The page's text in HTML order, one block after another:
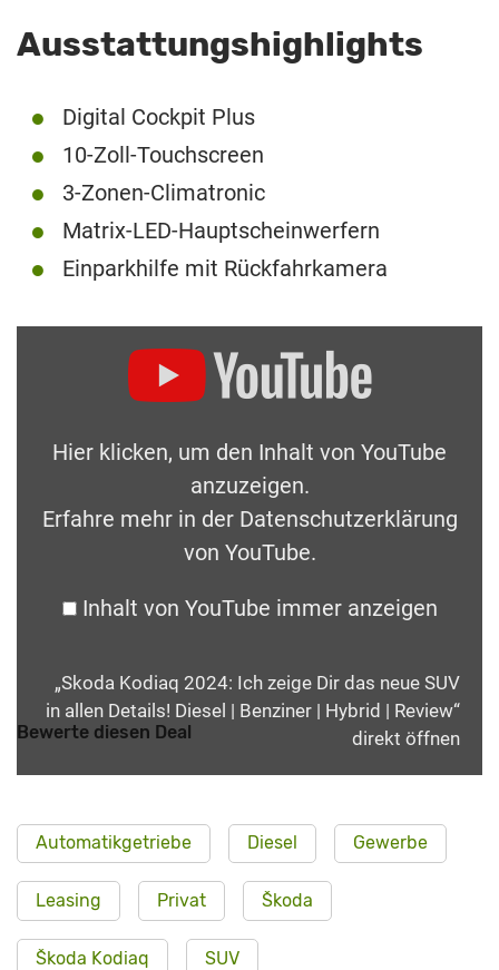
Ausstattungshighlights
Digital Cockpit Plus
10-Zoll-Touchscreen
3-Zonen-Climatronic
Matrix-LED-Hauptscheinwerfern
Einparkhilfe mit Rückfahrkamera
Hier klicken, um den Inhalt von YouTube
anzuzeigen.
Erfahre mehr in der Datenschutzerklärung
von YouTube.
Inhalt von YouTube immer anzeigen
„Skoda Kodiaq 2024: Ich zeige Dir das neue SUV
in allen Details! Diesel | Benziner | Hybrid | Review“
direkt öffnen
Bewerte diesen Deal
Automatikgetriebe Diesel Gewerbe
Leasing Privat Škoda
Škoda Kodiaq SUV